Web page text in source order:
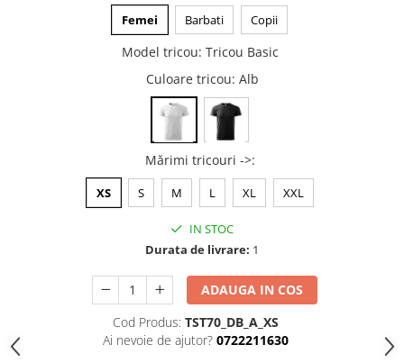
Tricouri aniversare
Tricouri cadou 20 ani
Tricouri motociclisti
Tricouri motociclisti
Tricouri biciclisti
Tricouri biciclisti
Tricouri biciclisti MTB
Tricouri biciclisti BMX
Femei Barbati Copii
Model tricou: Tricou Basic
Culoare tricou: Alb
Mărimi tricouri ->:
XS S M L XL XXL
IN STOC
Durata de livrare: 1
ADAUGA IN COS
Cod Produs: TST70_DB_A_XS
Ai nevoie de ajutor? 0722211630